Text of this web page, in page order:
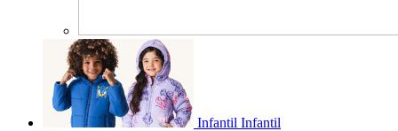
Infantil Infantil